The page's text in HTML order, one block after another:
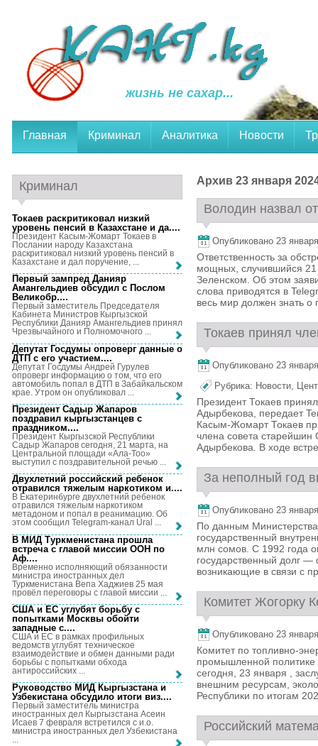
жизнь не сахар...
Главная Криминал Аналитика Новости
Архив 23 января
Володин назвал
Опубликовано 23
Ответственность за
мощных, случившийся
Зеленском. Об этом
слова приводятся в
весь мир должен знать о
Токаев принял
Опубликовано 23
Рубрика: Новости,
Президент Токаев
Адырбекова, передает
Касым-Жомарт Токаев
члена совета старейшин
Адырбекова. В ходе
За неполный год
Опубликовано 23
По данным
государственный
млн сомов. С 1992 года
государственный долг —
возникающие в связи с
Комитет Жогорку
Опубликовано 23
Комитет по топливно-
промышленной политике
сегодня, 23 января ,
внешним ресурсам,
Республики по итогам
Российский
Криминал
Токаев раскритиковал низкий
уровень пенсий в Казахстане и да....
Президент Касым-Жомарт Токаев в
Послании народу Казахстана
раскритиковал низкий уровень пенсий в
Казахстане и дал поручение, ...
Первый зампред Данияр
Амангельдиев обсудил с Послом
Великобр....
Первый заместитель Председателя
Кабинета Министров Кыргызской
Республики Данияр Амангельдиев принял
Чрезвычайного и Полномочного ...
Депутат Госдумы опроверг данные о
ДТП с его участием....
Депутат Госдумы Андрей Гурулев
опроверг информацию о том, что его
автомобиль попал в ДТП в Забайкальском
крае. Утром он опубликовал ...
Президент Садыр Жапаров
поздравил кыргызстанцев с
праздником....
Президент Кыргызской Республики
Садыр Жапаров сегодня, 21 марта, на
Центральной площади «Ала-Тоо»
выступил с поздравительной речью ...
Двухлетний российский ребенок
отравился тяжелым наркотиком и....
В Екатеринбурге двухлетний ребенок
отравился тяжелым наркотиком
метадоном и попал в реанимацию. Об
этом сообщил Telegram-канал Ural ...
В МИД Туркменистана прошла
встреча с главой миссии ООН по
Аф....
Временно исполняющий обязанности
министра иностранных дел
Туркменистана Вепа Хаджиев 25 мая
провёл переговоры с главой миссии ...
США и ЕС углубят борьбу с
попытками Москвы обойти
западные с....
США и ЕС в рамках профильных
ведомств углубят техническое
взаимодействие и обмен данными ради
борьбы с попытками обхода
антироссийских ...
Руководство МИД Кыргызстана и
Узбекистана обсудило итоги виз....
Первый заместитель министра
иностранных дел Кыргызстана Асеин
Исаев 7 февраля встретился с и.о.
министра иностранных дел Узбекистана
...